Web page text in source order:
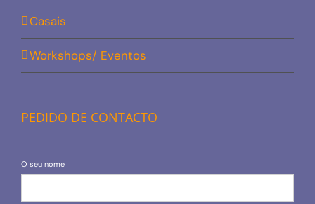
Casais
Workshops/ Eventos
PEDIDO DE CONTACTO
O seu nome